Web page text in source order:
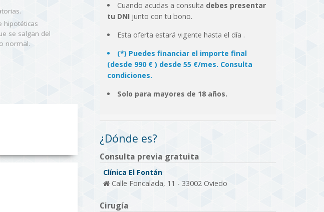
hipotéticas
se salgan del
normal.
Cuando acudas a consulta debes presentar
tu DNI junto con tu bono.
Esta oferta estará vigente hasta el día .
(*) Puedes financiar el importe final
(desde 990 € ) desde 55 €/mes. Consulta
condiciones.
Solo para mayores de 18 años.
¿Dónde es?
Consulta previa gratuita
Clínica El Fontán
Calle Foncalada, 11 - 33002 Oviedo
Cirugía